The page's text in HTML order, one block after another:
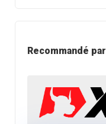
Recommandé par